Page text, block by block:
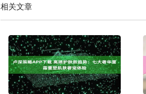
相关文章